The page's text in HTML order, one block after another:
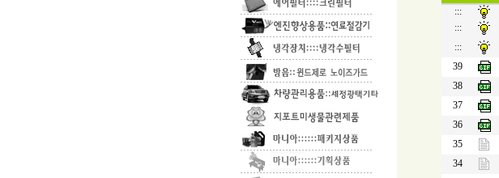
:::
:::
:::
39
38
37
36
35
34